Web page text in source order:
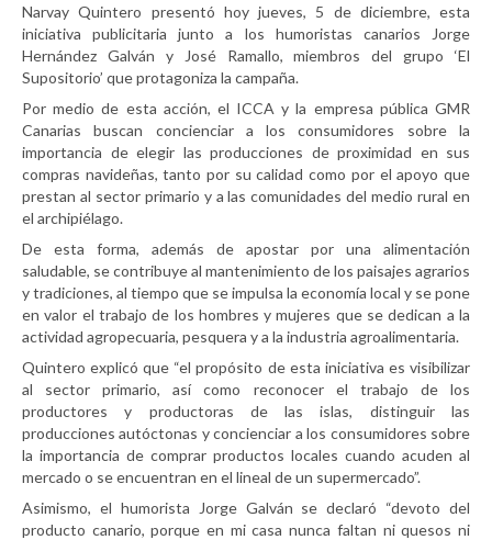
Narvay Quintero presentó hoy jueves, 5 de diciembre, esta
iniciativa publicitaria junto a los humoristas canarios Jorge
Hernández Galván y José Ramallo, miembros del grupo ‘El
Supositorio’ que protagoniza la campaña.
Por medio de esta acción, el ICCA y la empresa pública GMR
Canarias buscan concienciar a los consumidores sobre la
importancia de elegir las producciones de proximidad en sus
compras navideñas, tanto por su calidad como por el apoyo que
prestan al sector primario y a las comunidades del medio rural en
el archipiélago.
De esta forma, además de apostar por una alimentación
saludable, se contribuye al mantenimiento de los paisajes agrarios
y tradiciones, al tiempo que se impulsa la economía local y se pone
en valor el trabajo de los hombres y mujeres que se dedican a la
actividad agropecuaria, pesquera y a la industria agroalimentaria.
Quintero explicó que “el propósito de esta iniciativa es visibilizar
al sector primario, así como reconocer el trabajo de los
productores y productoras de las islas, distinguir las
producciones autóctonas y concienciar a los consumidores sobre
la importancia de comprar productos locales cuando acuden al
mercado o se encuentran en el lineal de un supermercado”.
Asimismo, el humorista Jorge Galván se declaró “devoto del
producto canario, porque en mi casa nunca faltan ni quesos ni